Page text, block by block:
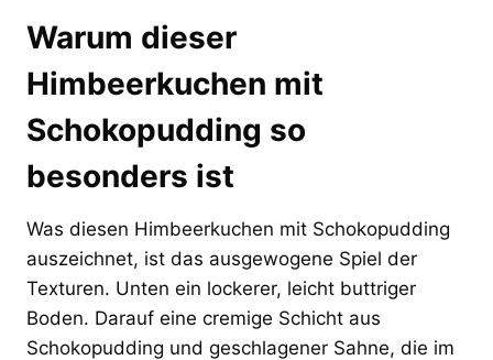
Warum dieser
Himbeerkuchen mit
Schokopudding so
besonders ist
Was diesen Himbeerkuchen mit Schokopudding
auszeichnet, ist das ausgewogene Spiel der
Texturen. Unten ein lockerer, leicht buttriger
Boden. Darauf eine cremige Schicht aus
Schokopudding und geschlagener Sahne, die im